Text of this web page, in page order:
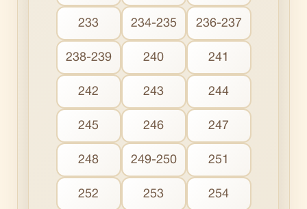
233 234-235 236-237
238-239 240 241
242 243 244
245 246 247
248 249-250 251
252 253 254